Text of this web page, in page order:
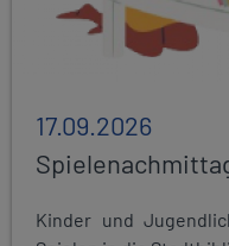
17.09.2026
Kinder und